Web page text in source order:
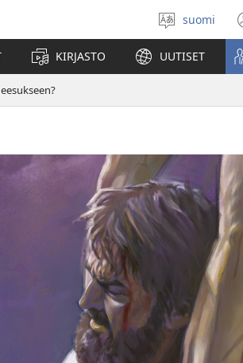
Valitse
kieli
suomi
KIRJASTO UUTISET